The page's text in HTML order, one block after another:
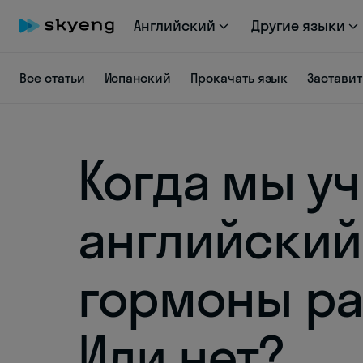
Английский Другие языки
Все статьи Испанский Прокачать язык
Когда мы
гормоны